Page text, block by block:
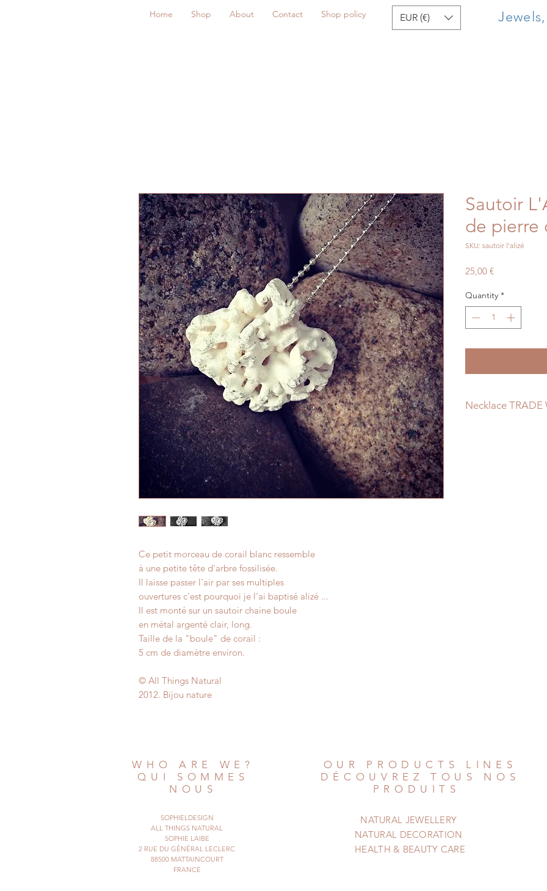
Home Shop About Contact Shop policy EUR (€)
Ce petit morceau de corail blanc ressemble
à une petite tête d'arbre fossilisée.
Il laisse passer l'air par ses multiples
ouvertures c'est pourquoi je l'ai baptisé alizé ...
Il est monté sur un sautoir chaine boule
en métal argenté clair, long.
Taille de la "boule" de corail :
5 cm de diamètre environ.
© All Things Natural
2012. Bijou nature
Sautoir
de pierre
SKU: sautoir l'alizé
25,00 €Price
Quantity *
Necklace
WHO ARE WE?
QUI SOMMES
NOUS
SOPHIELDESIGN
ALL THINGS NATURAL
SOPHIE LAIBE
2 RUE DU GÉNÉRAL LECLERC
88500 MATTAINCOURT
FRANCE
OUR PRODUCTS LINES
DÉCOUVREZ TOUS NOS
PRODUITS
NATURAL JEWELLERY
NATURAL DECORATION
HEALTH & BEAUTY CARE